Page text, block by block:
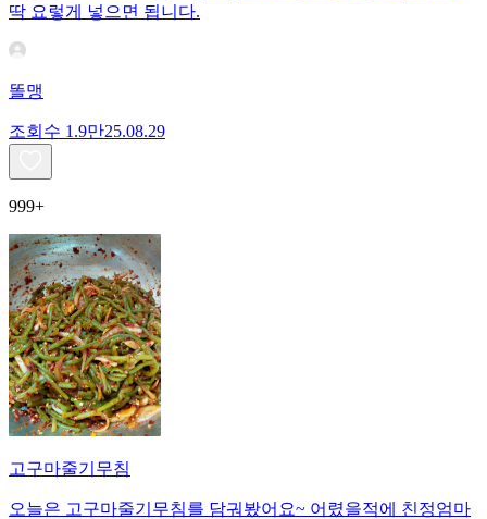
딱 요렇게 넣으면 됩니다.
똘맹
조회수 1.9만25.08.29
999+
고구마줄기무침
오늘은 고구마줄기무침를 담궈봤어요~ 어렸을적에 친정엄마